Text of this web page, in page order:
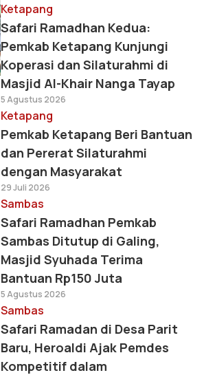
Ketapang
Safari Ramadhan Kedua:
Pemkab Ketapang Kunjungi
Koperasi dan Silaturahmi di
Masjid Al-Khair Nanga Tayap
5 Agustus 2026
Ketapang
Pemkab Ketapang Beri Bantuan
dan Pererat Silaturahmi
dengan Masyarakat
29 Juli 2026
Sambas
Safari Ramadhan Pemkab
Sambas Ditutup di Galing,
Masjid Syuhada Terima
Bantuan Rp150 Juta
5 Agustus 2026
Sambas
Safari Ramadan di Desa Parit
Baru, Heroaldi Ajak Pemdes
Kompetitif dalam